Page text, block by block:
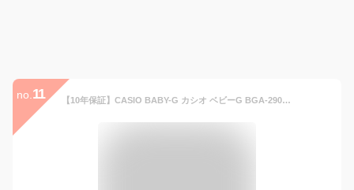
no. 11 【10年保証】CASIO BABY-G カシオ ベビーG BGA-290-1A 腕時計 時計 ブランド レディース キッズ 子供 女の子 アナデジ 日付 カレンダー 防水 ブラック 黒 ピンクゴールド ギフト プレゼント